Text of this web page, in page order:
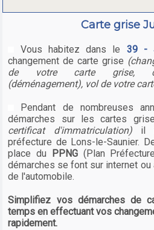
Carte grise
Vous habitez dans le 39 -
changement de carte grise
de votre carte grise,
(déménagement), vol de votre
Pendant de nombreuses
démarches sur les cartes
certificat d'immatriculation)il
préfecture de Lons-le-Saunier.
place du PPNG (Plan
démarches se font sur internet
de l'automobile.
Simplifiez vos démarches de
temps en effectuant vos
rapidement.